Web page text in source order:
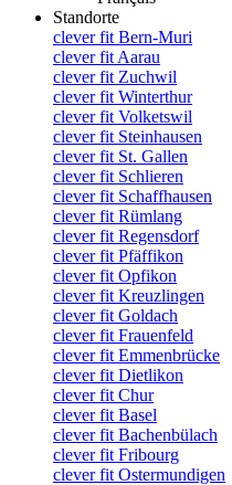
Standorte
clever fit Bern-Muri
clever fit Aarau
clever fit Zuchwil
clever fit Winterthur
clever fit Volketswil
clever fit Steinhausen
clever fit St. Gallen
clever fit Schlieren
clever fit Schaffhausen
clever fit Rümlang
clever fit Regensdorf
clever fit Pfäffikon
clever fit Opfikon
clever fit Kreuzlingen
clever fit Goldach
clever fit Frauenfeld
clever fit Emmenbrücke
clever fit Dietlikon
clever fit Chur
clever fit Basel
clever fit Bachenbülach
clever fit Fribourg
clever fit Ostermundigen